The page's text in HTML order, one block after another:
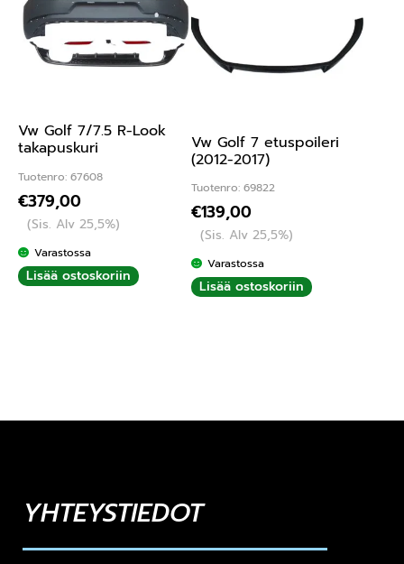
Vw Golf 7/7.5 R-Look
takapuskuri
Tuotenro: 67608
€379,00
(Sis. Alv 25,5%)
Varastossa
Lisää ostoskoriin
Vw Golf 7 etuspoileri
(2012-2017)
Tuotenro: 69822
€139,00
(Sis. Alv 25,5%)
Varastossa
Lisää ostoskoriin
YHTEYSTIEDOT